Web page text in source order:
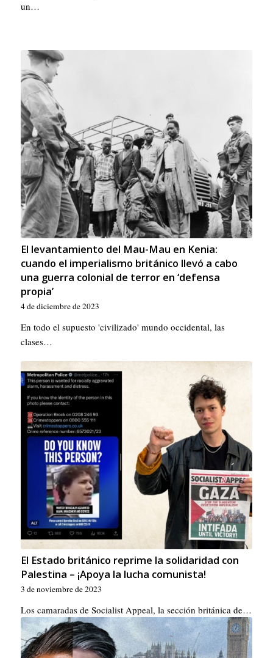
un…
El levantamiento del Mau-Mau en Kenia:
cuando el imperialismo británico llevó a cabo
una guerra colonial de terror en ‘defensa
propia’
4 de diciembre de 2023
En todo el supuesto 'civilizado' mundo occidental, las
clases…
El Estado británico reprime la solidaridad con
Palestina – ¡Apoya la lucha comunista!
3 de noviembre de 2023
Los camaradas de Socialist Appeal, la sección británica de…